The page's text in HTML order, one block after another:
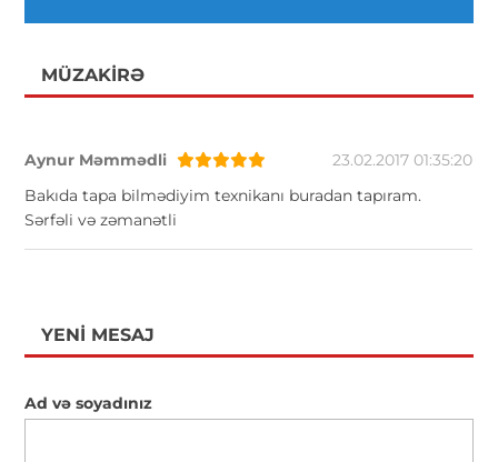
MÜZAKIRƏ
Aynur Məmmədli
23.02.2017 01:35:20
Bakıda tapa bilmədiyim texnikanı buradan tapıram.
Sərfəli və zəmanətli
YENI MESAJ
Ad və soyadınız